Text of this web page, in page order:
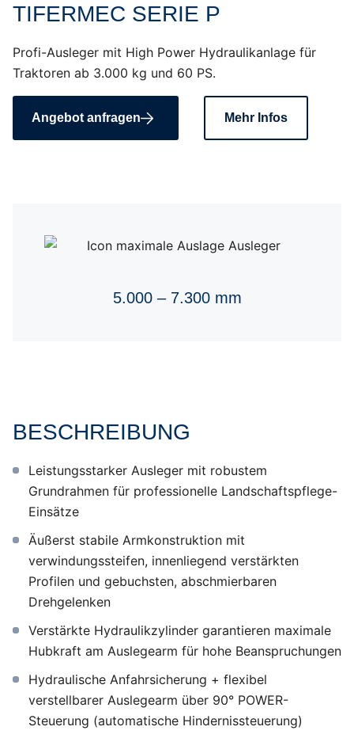
TIFERMEC SERIE P
Profi-Ausleger mit High Power Hydraulikanlage für
Traktoren ab 3.000 kg und 60 PS.
Angebot anfragen Mehr Infos
5.000 – 7.300 mm
BESCHREIBUNG
Leistungsstarker Ausleger mit robustem
Grundrahmen für professionelle Landschaftspflege-
Einsätze
Äußerst stabile Armkonstruktion mit
verwindungssteifen, innenliegend verstärkten
Profilen und gebuchsten, abschmierbaren
Drehgelenken
Verstärkte Hydraulikzylinder garantieren maximale
Hubkraft am Auslegearm für hohe Beanspruchungen
Hydraulische Anfahrsicherung + flexibel
verstellbarer Auslegearm über 90° POWER-
Steuerung (automatische Hindernissteuerung)